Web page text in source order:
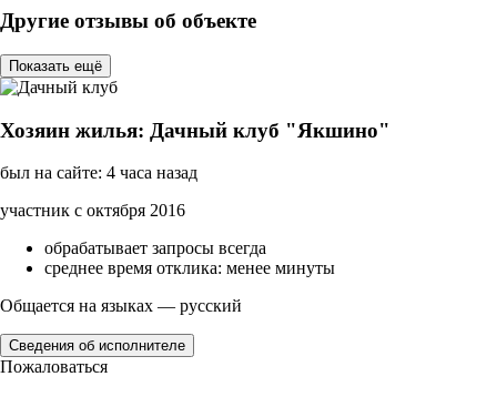
Другие отзывы об объекте
Показать ещё
Хозяин жилья: Дачный клуб "Якшино"
был на сайте: 4 часа назад
участник с октября 2016
обрабатывает запросы всегда
среднее время отклика: менее минуты
Общается на языках — русский
Сведения об исполнителе
Пожаловаться